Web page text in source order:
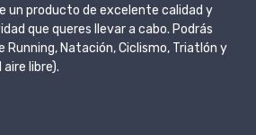
un producto de excelente calidad y
que queres llevar a cabo. Podrás
Natación, Ciclismo, Triatlón y
libre).